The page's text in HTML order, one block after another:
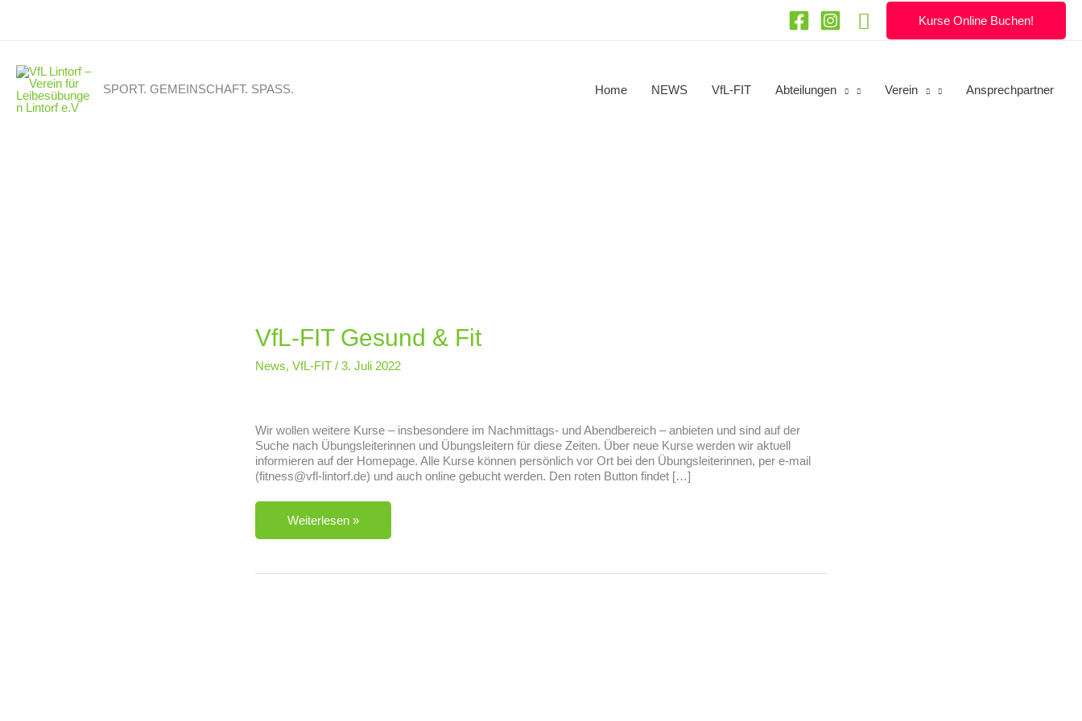
SuchenKurse Online Buchen!
SPORT. GEMEINSCHAFT. SPASS. Home NEWS VfL-FIT Abteilungen Verein Ansprechpartner
VfL-FIT Gesund & Fit
News, VfL-FIT / 3. Juli 2022
Wir wollen weitere Kurse – insbesondere im Nachmittags- und Abendbereich – anbieten und sind auf der
Suche nach Übungsleiterinnen und Übungsleitern für diese Zeiten. Über neue Kurse werden wir aktuell
informieren auf der Homepage. Alle Kurse können persönlich vor Ort bei den Übungsleiterinnen, per e-mail
(fitness@vfl-lintorf.de) und auch online gebucht werden. Den roten Button findet […]
VfL-
Gesund
Weiterlesen »